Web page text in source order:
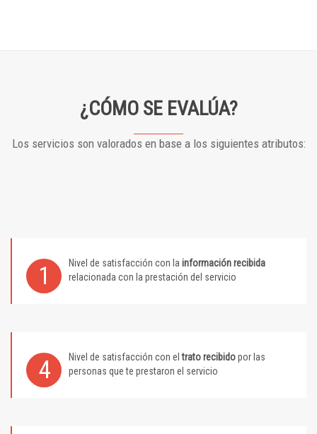
¿CÓMO SE EVALÚA?
Los servicios son valorados en base a los siguientes atributos:
1 Nivel de satisfacción con la información recibida
relacionada con la prestación del servicio
4 Nivel de satisfacción con eltrato recibidopor las
personas que te prestaron el servicio